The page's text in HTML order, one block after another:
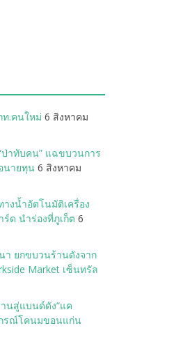
ท.คนใหม่ 6 สิงหาคม
ป่าทับคน” แฉขบวนการ
นายทุน 6 สิงหาคม
งน้ำอัตโนมัติเครื่อง
ร์ด นำร่องที่ภูเก็ต 6
ยกขบวนร้านดังจาก
Market เซ็นทรัล
นสู่แบนด์ดัง“แค
รณ์โคนมขอนแก่น